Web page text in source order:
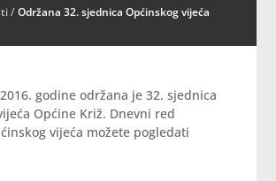
/Održana 32. sjednica Općinskog vijeća
godine održana je 32. sjednica
Općine Križ. Dnevni red
vijeća možete pogledati